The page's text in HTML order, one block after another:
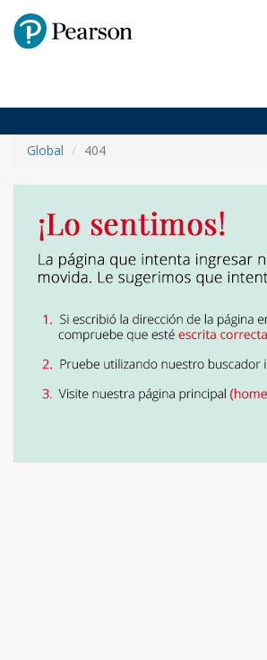
Pearson
Global 404